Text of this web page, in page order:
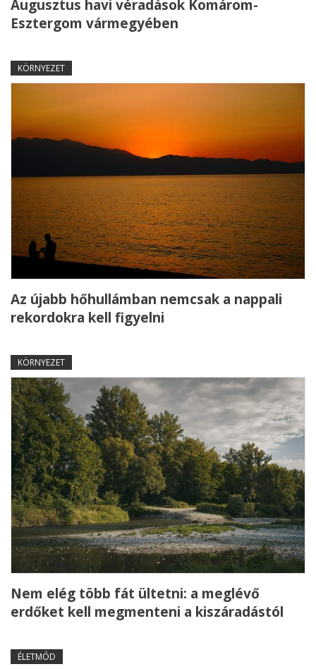
Augusztus havi véradások Komárom-
Esztergom vármegyében
KÖRNYEZET
Az újabb hőhullámban nemcsak a nappali
rekordokra kell figyelni
KÖRNYEZET
Nem elég több fát ültetni: a meglévő
erdőket kell megmenteni a kiszáradástól
ÉLETMÓD